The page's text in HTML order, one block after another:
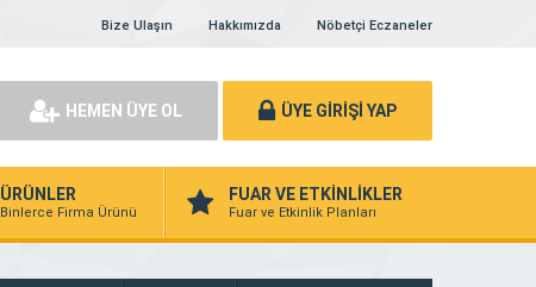
Bize Ulaşın Hakkımızda Nöbetçi Eczaneler
HEMEN ÜYE OL ÜYE GİRİŞİ YAP
ÜRÜNLER
Binlerce Firma Ürünü
FUAR VE ETKİNLİKLER
Fuar ve Etkinlik Planları